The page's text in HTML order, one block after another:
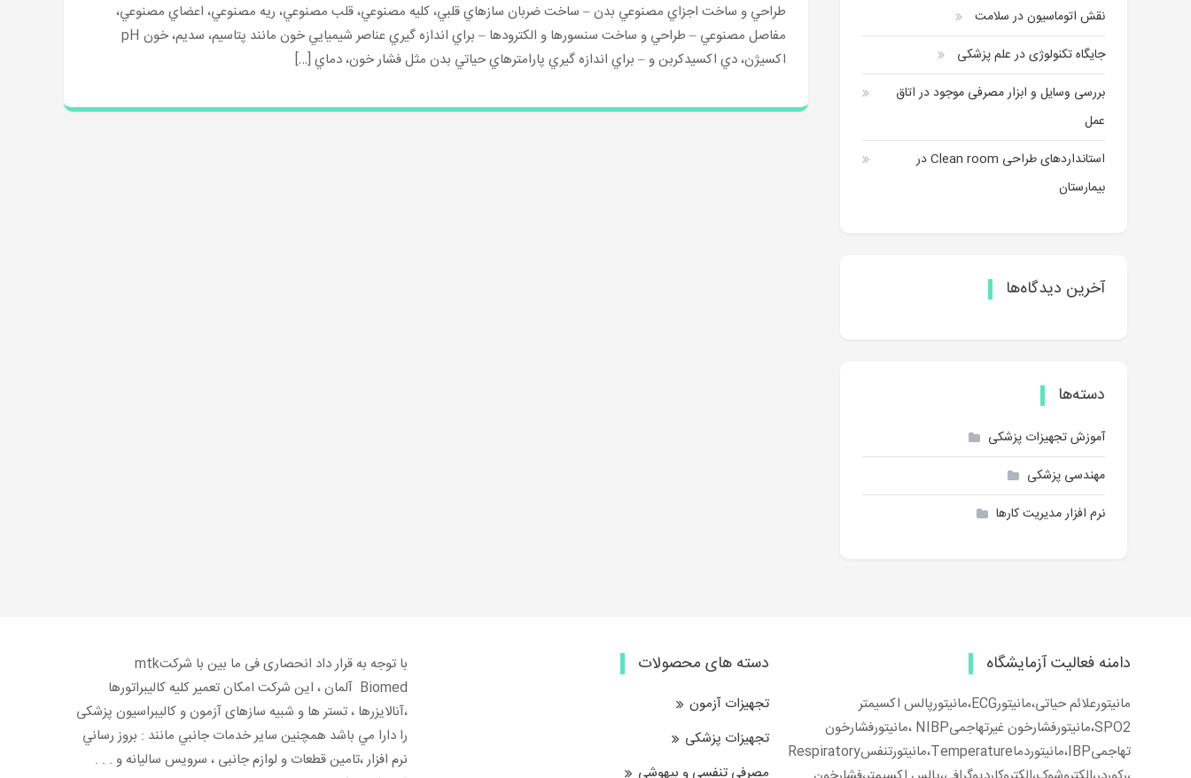
مهندسي
پزشكي
در
علوم
طراحي و ساخت اجزاي مصنوعي بدن – ساخت ضربان سازهاي قلبي، كليه مصنوعي، قلب مصنوعي، ريه مصنوعي، اعضاي مصنوعي،
مفاصل مصنوعي – طراحي و ساخت سنسورها و الكترودها – براي اندازه گيري عناصر شيميايي خون مانند پتاسيم، سديم، خون pH
اكسيژن، دي اكسيدكربن و – براي اندازه گيري پارامترهاي حياتي بدن مثل فشار خون، دماي […]
نقش اتوماسیون در سلامت
جایگاه تکنولوژی در علم پزشکی
بررسی وسایل و ابزار مصرفی موجود در اتاق
عمل
استانداردهای طراحی Clean room در
بیمارستان
آخرین دیدگاه‌ها
دسته‌ها
آموزش تجهیزات پزشکی
مهندسی پزشکی
نرم افزار مدیریت کارها
دامنه فعالیت آزمایشگاه
مانیتورعلائم حیاتی،مانیتورECG،مانیتورپالس اکسیمتر
SPO2،مانیتورفشارخون غیرتهاجمیNIBP ،مانیتورفشارخون
تهاجمیIBP،مانیتوردماTemperature،مانیتورتنفسRespiratory
دسته های محصولات
تجهیزات آزمون
تجهیزات پزشکی
مصرفی تنفسی و بیهوشی
با توجه به قرار داد انحصاری فی ما بین با شرکتmtk
Biomed آلمان ، این شرکت امکان تعمیر کلیه کالیبراتورها
،آنالایزرها ، تستر ها و شبیه سازهای آزمون و کالیبراسیون پزشکی
را دارا مي باشد همچنین ساير خدمات جانبي مانند : بروز رساني
نرم افزار ،تامین قطعات و لوازم جانبی ، سرویس سالیانه و . . .